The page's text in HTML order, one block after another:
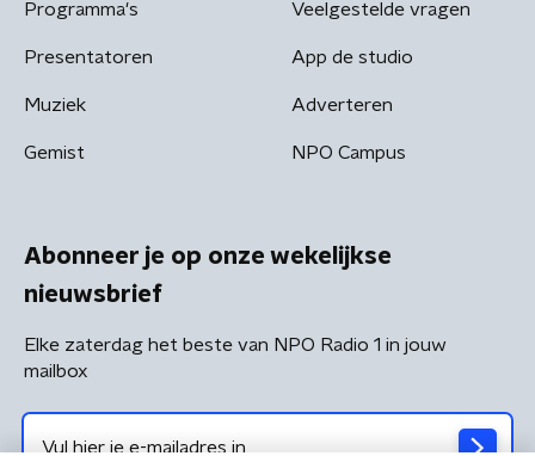
Programma's
Presentatoren
Muziek
Gemist
Veelgestelde vragen
App de studio
Adverteren
NPO Campus
Abonneer je op onze wekelijkse
nieuwsbrief
Elke zaterdag het beste van NPO Radio 1 in jouw
mailbox